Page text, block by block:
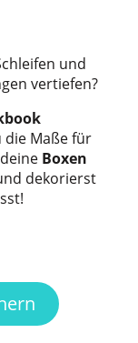
und
vertiefen?
Maße für
Boxen
dekorierst